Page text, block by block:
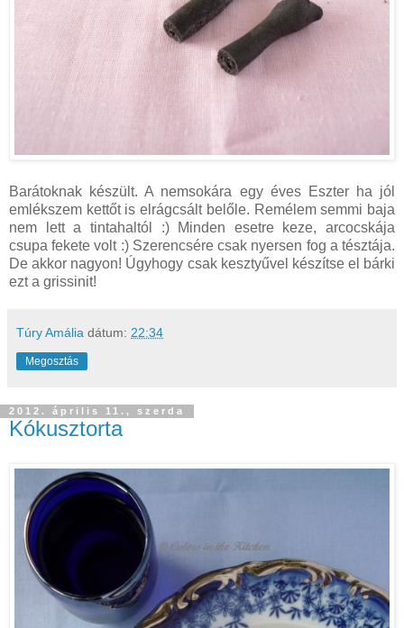
Barátoknak készült. A nemsokára egy éves Eszter ha jól
emlékszem kettőt is elrágcsált belőle. Remélem semmi baja
nem lett a tintahaltól :) Minden esetre keze, arcocskája
csupa fekete volt :) Szerencsére csak nyersen fog a tésztája.
De akkor nagyon! Úgyhogy csak kesztyűvel készítse el bárki
ezt a grissinit!
Túry Amália dátum: 22:34
Megosztás
2012. április 11., szerda
Kókusztorta